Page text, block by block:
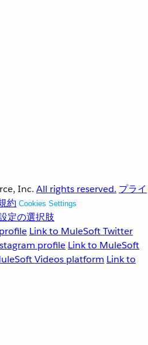
Inc. All rights reserved. プライ
約 Cookies Settings
定の選択肢
Link to MuleSoft Twitter
profile Link to MuleSoft
Videos platform Link to